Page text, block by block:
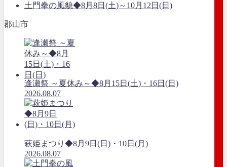
土門拳の風貌◆8月8日(土)～10月12日(日)
郡山市
逢瀬祭 ～夏休み～◆8月15日(土)・16日(日)
2026.08.07
萩姫まつり◆8月9日(日)・10日(月)
2026.08.07